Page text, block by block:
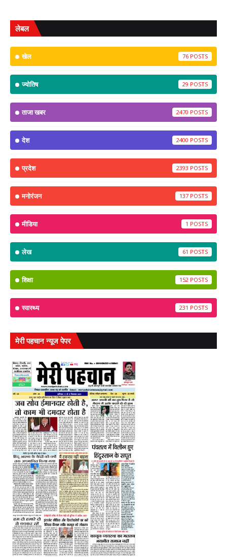
लेबल
खेल 76
ज्योतिष 29
ताजा खबर 2470
देश 2400
प्रदेश 2393
मनोरंजन 137
मीडिया 1
लेख 61
शिक्षा 152
स्वास्थ्य 231
मेरी पहचान न्यूज पेपर